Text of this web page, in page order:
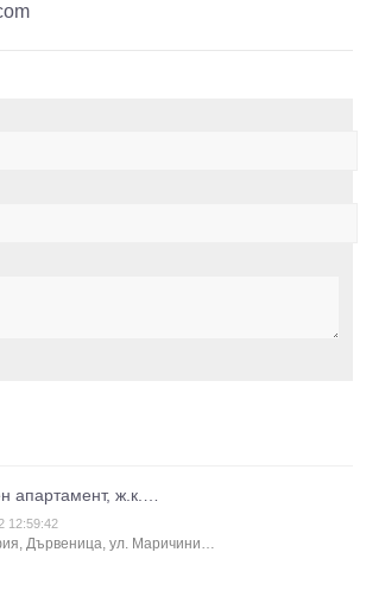
апартамент, ж.к.…
12:59:42
Дървеница, ул. Маричини…